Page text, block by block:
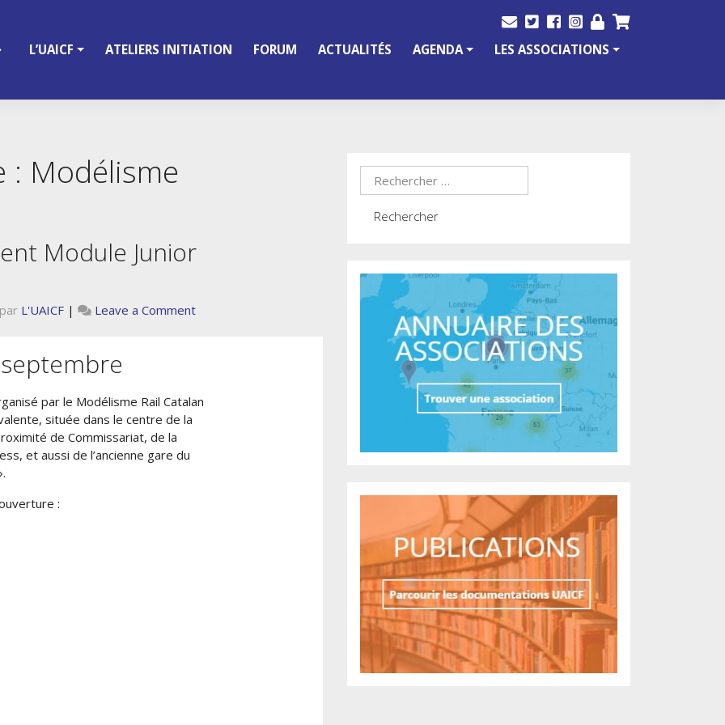
L’UAICF ATELIERS INITIATION FORUM ACTUALITÉS AGENDA LES ASSOCIATIONS
: Modélisme
Module Junior
par L'UAICF| Leave a Commenton
par le Modélisme Rail Catalan
située dans le centre de la
de Commissariat, de la
et aussi de l’ancienne gare du
: